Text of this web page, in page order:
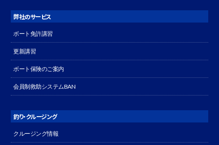
弊社のサービス
ボート免許講習
更新講習
ボート保険のご案内
会員制救助システムBAN
釣り・クルージング
クルージング情報